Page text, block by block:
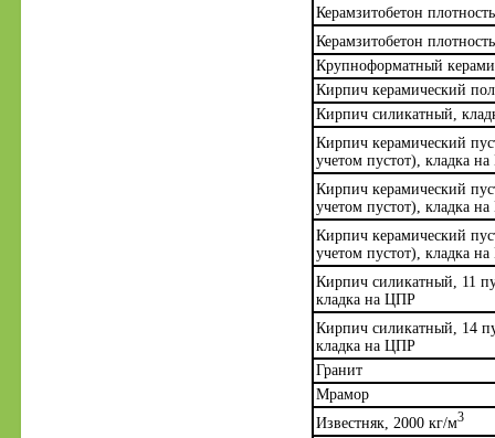
Керамзитобетон
Керамзитобетон
Крупноформатный
Кирпич керамический
Кирпич силикатный,
Кирпич керамический
учетом пустот), кладка
Кирпич керамический
учетом пустот), кладка
Кирпич керамический
учетом пустот), кладка
Кирпич силикатный, 11
кладка на ЦПР
Кирпич силикатный, 14
кладка на ЦПР
Гранит
Мрамор
Известняк, 2000 кг/м3